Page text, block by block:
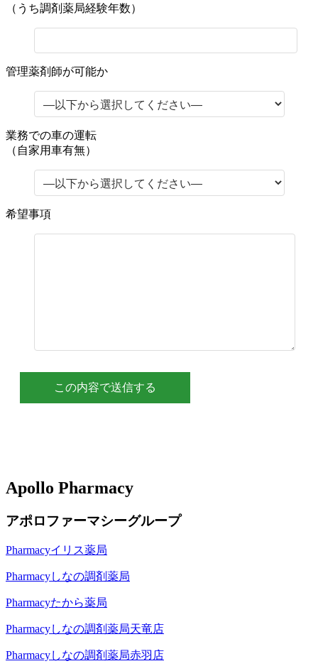
（うち調剤薬局経験年数）
管理薬剤師が可能か
業務での車の運転
（自家用車有無）
希望事項
Apollo Pharmacy
アポロファーマシーグループ
Pharmacyイリス薬局
Pharmacyしなの調剤薬局
Pharmacyたから薬局
Pharmacyしなの調剤薬局天竜店
Pharmacyしなの調剤薬局赤羽店